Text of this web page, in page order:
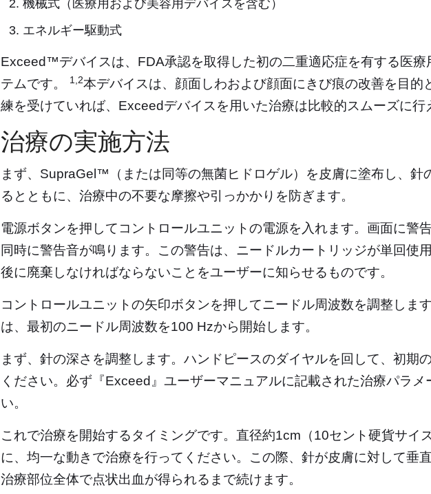
機械式（医療用および美容用デバイスを含む）
エネルギー駆動式
Exceed™デバイスは、FDA承認を取得した初の二重適応症を有する医療
テムです。
1,2本デバイスは、顔面しわおよび顔面にきび痕の改善を目的
練を受けていれば、Exceedデバイスを用いた治療は比較的スムーズに行
治療の実施方法
まず、SupraGel™（または同等の無菌ヒドロゲル）を皮膚に塗布し、針
るとともに、治療中の不要な摩擦や引っかかりを防ぎます。
電源ボタンを押してコントロールユニットの電源を入れます。画面に警
同時に警告音が鳴ります。この警告は、ニードルカートリッジが単回使
後に廃棄しなければならないことをユーザーに知らせるものです。
コントロールユニットの矢印ボタンを押してニードル周波数を調整しま
は、最初のニードル周波数を100 Hzから開始します。
まず、針の深さを調整します。ハンドピースのダイヤルを回して、初期
ください。必ず『Exceed』ユーザーマニュアルに記載された治療パラメ
い。
これで治療を開始するタイミングです。直径約1cm（10セント硬貨サイ
に、均一な動きで治療を行ってください。この際、針が皮膚に対して垂
治療部位全体で点状出血が得られるまで続けます。